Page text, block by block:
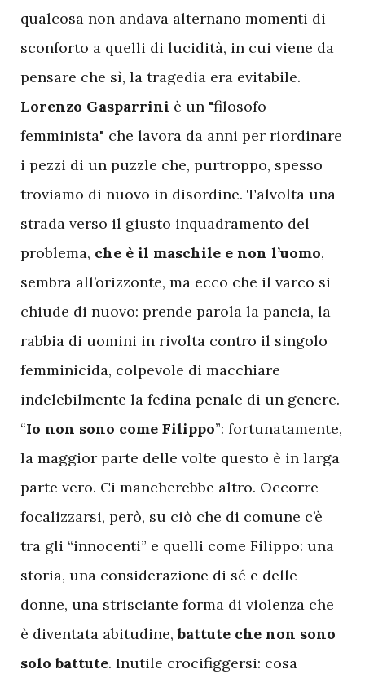
qualcosa non andava alternano momenti di
sconforto a quelli di lucidità, in cui viene da
pensare che sì, la tragedia era evitabile.
Lorenzo Gasparrini è un "filosofo
femminista" che lavora da anni per riordinare
i pezzi di un puzzle che, purtroppo, spesso
troviamo di nuovo in disordine. Talvolta una
strada verso il giusto inquadramento del
problema, che è il maschile e non l’uomo,
sembra all’orizzonte, ma ecco che il varco si
chiude di nuovo: prende parola la pancia, la
rabbia di uomini in rivolta contro il singolo
femminicida, colpevole di macchiare
indelebilmente la fedina penale di un genere.
“Io non sono come Filippo”: fortunatamente,
la maggior parte delle volte questo è in larga
parte vero. Ci mancherebbe altro. Occorre
focalizzarsi, però, su ciò che di comune c’è
tra gli “innocenti” e quelli come Filippo: una
storia, una considerazione di sé e delle
donne, una strisciante forma di violenza che
è diventata abitudine,battute che non sono
solo battute. Inutile crocifiggersi: cosa